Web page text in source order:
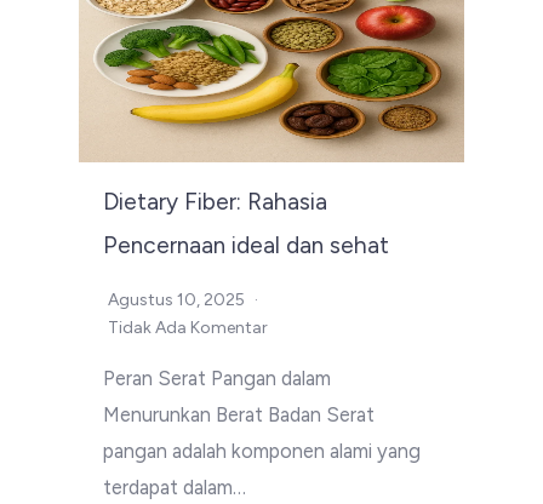
Dietary Fiber: Rahasia
Pencernaan ideal dan sehat
Agustus 10, 2025
Tidak Ada Komentar
Peran Serat Pangan dalam
Menurunkan Berat Badan Serat
pangan adalah komponen alami yang
terdapat dalam…